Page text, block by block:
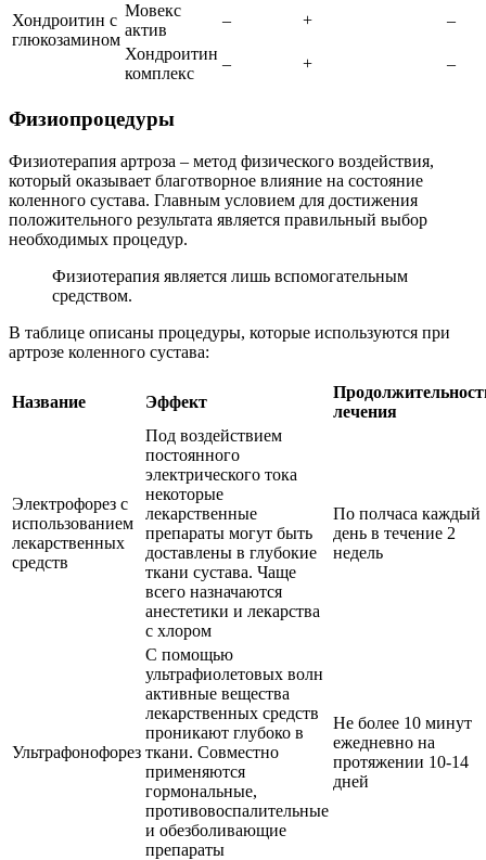
Хондроитин с
глюкозамином
Мовекс
актив
– +
–
Хондроитин
комплекс
– + –
Физиопроцедуры
Физиотерапия артроза – метод физического воздействия,
который оказывает благотворное влияние на состояние
коленного сустава. Главным условием для достижения
положительного результата является правильный выбор
необходимых процедур.
Физиотерапия является лишь вспомогательным
средством.
В таблице описаны процедуры, которые используются при
артрозе коленного сустава:
Название Эффект
лечения
Электрофорез с
использованием
лекарственных
средств
Под воздействием
постоянного
электрического тока
некоторые
лекарственные
препараты могут быть
доставлены в глубокие
ткани сустава. Чаще
всего назначаются
анестетики и лекарства
с хлором
По полчаса каждый
день в течение 2
недель
Ультрафонофорез
С помощью
ультрафиолетовых волн
активные вещества
лекарственных средств
проникают глубоко в
ткани. Совместно
применяются
гормональные,
противовоспалительные
и обезболивающие
препараты
Не более 10 минут
ежедневно на
протяжении 10-14
дней